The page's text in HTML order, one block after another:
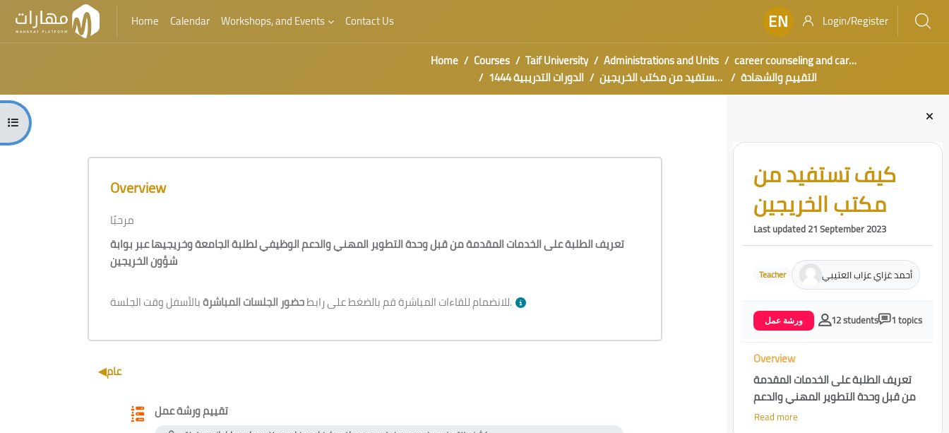
Home Calendar Workshops, and Events Contact Us EN
Login/Register
Home
Courses Taif University Administrations and Units
career counseling and career support
الدورات التدريبية 1444
كيف تستفيد من مكتب الخريجين التقييم والشهادة
Blocks
Skip [Cocoon] Course Intro
كيف تستفيد من
مكتب الخريجين
Last updated 21 September 2023
Teacher أحمد غزاي عزاب العتيبي
ورشة عمل 12 students 1 topics
Overview
تعريف الطلبة على الخدمات المقدمة
من قبل وحدة التطوير المهني والدعم
الوظيفي لطلبة الجامعة وخريجيها عبر
Read more
Open course index
Blocks
Skip [Cocoon] Course Overview
Overview
مرحبًا
تعريف الطلبة على الخدمات المقدمة من قبل وحدة التطوير المهني والدعم الوظيفي لطلبة الجامعة وخريجيها عبر بوابة
شؤون الخريجين
للانضمام للقاءات المباشرة قم بالضغط على رابطحضور الجلسات المباشرة بالأسفل وقت الجلسة.
Section outline
◀︎عام
تقييم ورشة عملQuestionnaire